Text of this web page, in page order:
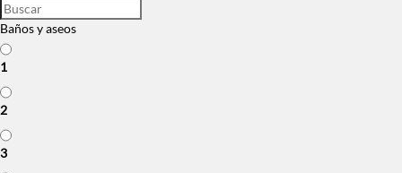
Baños y aseos
1
2
3